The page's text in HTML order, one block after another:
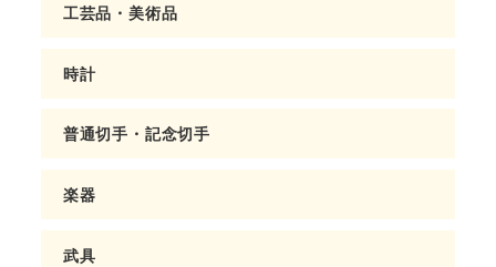
工芸品・美術品
時計
普通切手・記念切手
楽器
武具